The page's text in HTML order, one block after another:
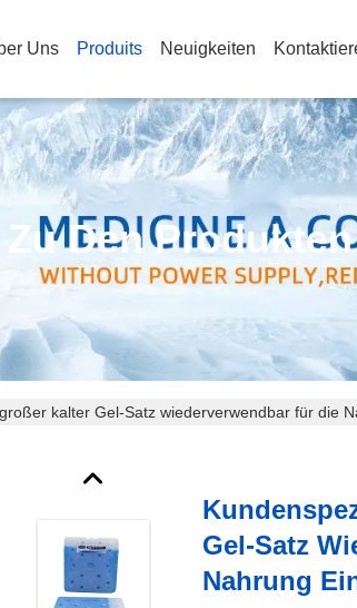
Uns Produits Neuigkeiten
Den Produkten
kalter Gel-Satz wiederverwendbar für die
Gel-Satz
Nahrung